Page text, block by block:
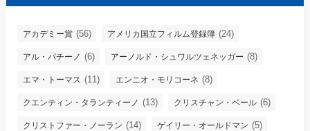
アカデミー賞 (56) アメリカ国立フィルム登録簿 (24)
アル・パチーノ (6) アーノルド・シュワルツェネッガー (8)
エマ・トーマス (11) エンニオ・モリコーネ (8)
クエンティン・タランティーノ (13) クリスチャン・ベール (6)
クリストファー・ノーラン (14) ゲイリー・オールドマン (5)